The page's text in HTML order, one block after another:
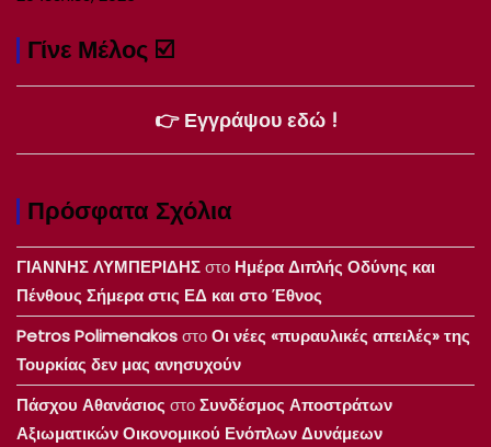
Γίνε Μέλος ☑️
👉 Εγγράψου εδώ !
Πρόσφατα Σχόλια
ΓΙΑΝΝΗΣ ΛΥΜΠΕΡΙΔΗΣστο Ημέρα Διπλής Οδύνης και
Πένθους Σήμερα στις ΕΔ και στο Έθνος
Petros PolimenakosστοΟι νέες «πυραυλικές απειλές» της
Τουρκίας δεν μας ανησυχούν
Πάσχου Αθανάσιος στοΣυνδέσμος Αποστράτων
Αξιωματικών Οικονομικού Ενόπλων Δυνάμεων